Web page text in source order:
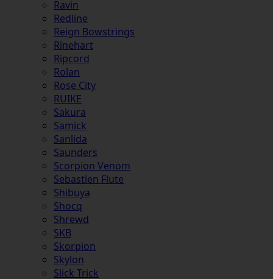
Ravin
Redline
Reign Bowstrings
Rinehart
Ripcord
Rolan
Rose City
RUIKE
Sakura
Samick
Sanlida
Saunders
Scorpion Venom
Sebastien Flute
Shibuya
Shocq
Shrewd
SKB
Skorpion
Skylon
Slick Trick